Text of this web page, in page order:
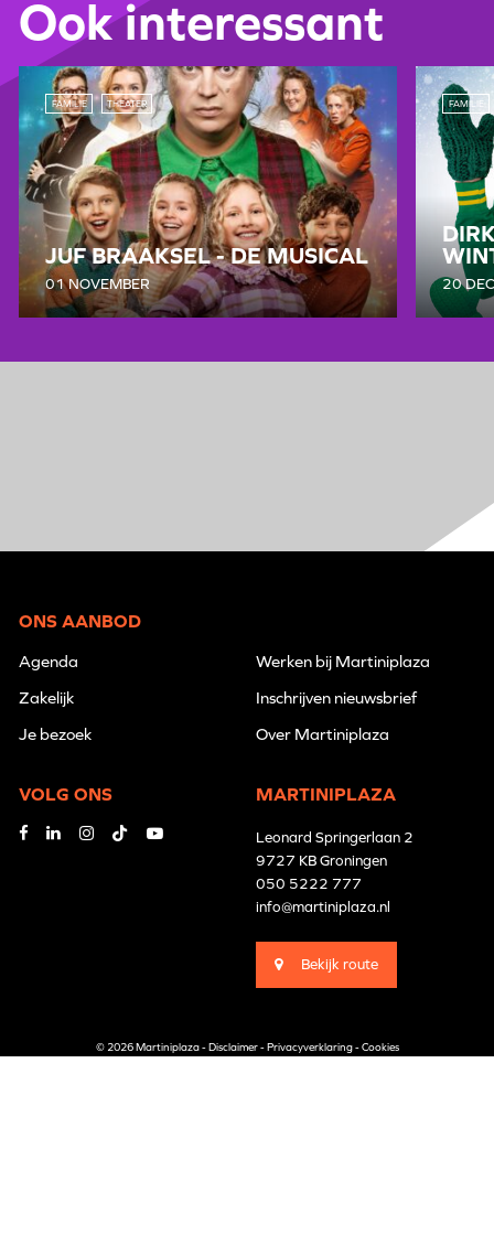
Ook interessant
FAMILIE THEATER
JUF BRAAKSEL - DE MUSICAL
01 NOVEMBER
FAMILIE
20
ONS AANBOD
Agenda
Zakelijk
Je bezoek
Werken bij Martiniplaza
Inschrijven nieuwsbrief
Over Martiniplaza
VOLG ONS MARTINIPLAZA
Leonard Springerlaan 2
9727 KB Groningen
050 5222 777
info@martiniplaza.nl
Bekijk route
© 2026 Martiniplaza -Disclaimer-Privacyverklaring-Cookies